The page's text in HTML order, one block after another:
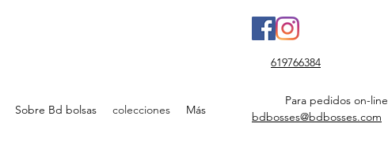
Sobre Bd bolsas colecciones Más
619766384
Para pedidos on-
bdbosses@bdbosses.com